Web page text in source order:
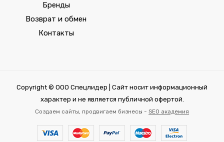
Бренды
Возврат и обмен
Контакты
Copyright © ООО Спецлидер | Сайт носит информационный
характер и не является публичной офертой.
Создаем сайты, продвигаем бизнесы - SEO академия